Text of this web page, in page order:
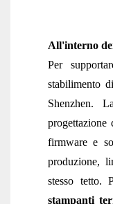
All'interno
Per
stabilimento
Shenzhen.
progettazione
firmware e
produzione,
stesso tetto.
stampanti